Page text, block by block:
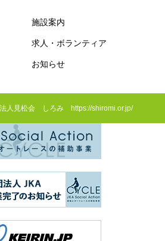
施設案内
求人・ボランティア
お知らせ
人見松会 しろみ https://shiromi.or.jp/